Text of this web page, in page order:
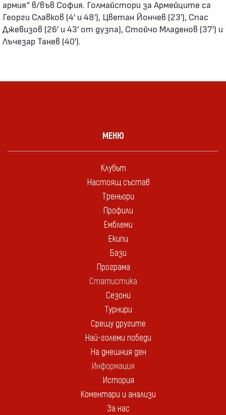
армия“ в/във София. Голмайстори за Армейците са
Георги Славков (4′ и 48′), Цветан Йончев (23′), Спас
Джевизов (26′ и 43′ от дузпа), Стойчо Младенов (37′) и
Лъчезар Танев (40′).
МЕНЮ
Клубът
Настоящ състав
Треньори
Профили
Емблеми
Екипи
Бази
Програма
Статистика
Сезони
Турнири
Срещу другите
Най-големи победи
На днешния ден
Информация
История
Коментари и анализи
За нас